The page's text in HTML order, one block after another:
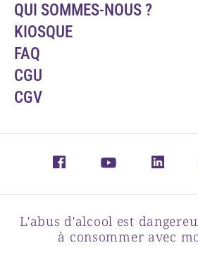
QUI SOMMES-NOUS ?
KIOSQUE
FAQ
CGU
CGV
L'abus d'alcool est
à consommer avec